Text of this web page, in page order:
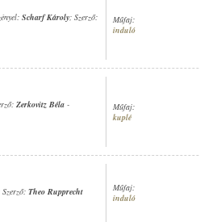
Scharf Károly; Szerző:
Műfaj:
induló
Zerkovitz Béla -
Műfaj:
kuplé
Szerző: Theo Rupprecht
Műfaj:
induló